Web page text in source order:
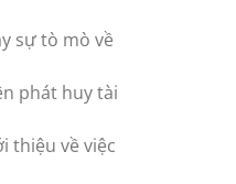
sự tò mò về
phát huy tài
thiệu về việc